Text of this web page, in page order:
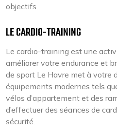
objectifs.
LE CARDIO-TRAINING
Le cardio-training est une
améliorer votre endurance et
de sport Le Havre met à votre
équipements modernes tels
vélos d’appartement et des
d’effectuer des séances de
sécurité.